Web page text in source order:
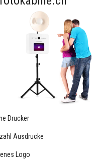
Drucker
Ausdrucke
Logo